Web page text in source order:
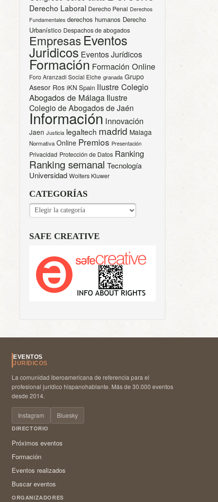
Derecho Laboral Derecho Penal Derechos
Fundamentales derechos humanos Derecho
Urbanístico Despachos de abogados
Empresas Eventos
Juridicos Eventos Jurídicos
Formación Formación Online
Foro Aranzadi Social Elche granada Grupo
Asesor Ros iKN Spain Ilustre Colegio
Abogados de Málaga Ilustre
Colegio de Abogados de Jaén
Información Innovación
Jaen Justicia legaltech madrid Malaga
Normativa Online Premios Presentación
Privacidad Protección de Datos Ranking
Ranking semanal Tecnología
Universidad Wolters Kluwer
CATEGORÍAS
CATEGORÍAS
SAFE CREATIVE
EVENTOS
JURÍDICOS
La comunidad iberoamericana de referencia para el
profesional jurídico hispanohablante. Más de 30.000 eventos
desde 2014.
Instagram Bluesky
DIRECTORIO
Próximos eventos
Formación
Eventos realizados
Buscar eventos
ORGANIZADORES